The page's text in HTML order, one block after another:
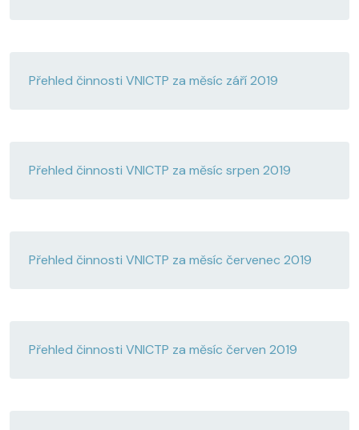
Přehled činnosti VNICTP za měsíc září 2019
Přehled činnosti VNICTP za měsíc srpen 2019
Přehled činnosti VNICTP za měsíc červenec 2019
Přehled činnosti VNICTP za měsíc červen 2019